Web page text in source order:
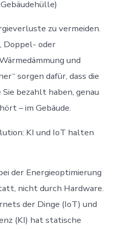
zu vermeiden.
Doppel- oder
und
sorgen dafür, dass die
bezahlt haben, genau
– im Gebäude.
KI und IoT halten
der Energieoptimierung
nicht durch Hardware.
der Dinge (IoT) und
(KI) hat statische